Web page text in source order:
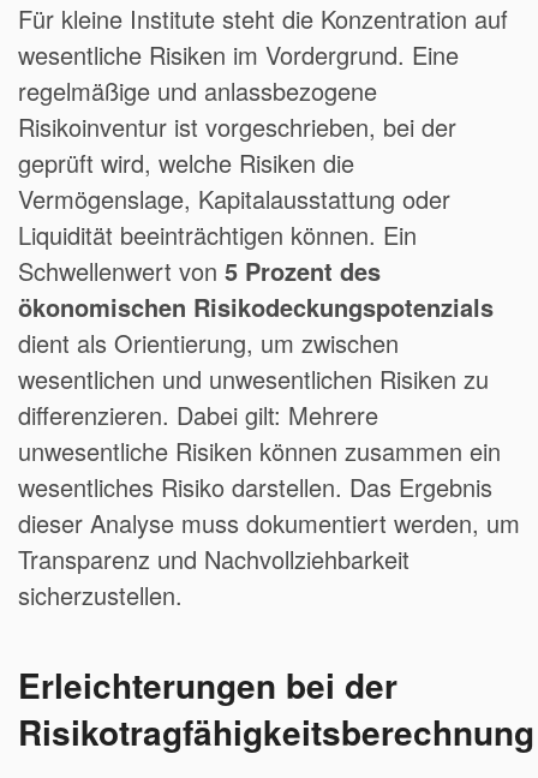
Für kleine Institute steht die Konzentration auf
wesentliche Risiken im Vordergrund. Eine
regelmäßige und anlassbezogene
Risikoinventur ist vorgeschrieben, bei der
geprüft wird, welche Risiken die
Vermögenslage, Kapitalausstattung oder
Liquidität beeinträchtigen können. Ein
Schwellenwert von 5 Prozent des
ökonomischen Risikodeckungspotenzials
dient als Orientierung, um zwischen
wesentlichen und unwesentlichen Risiken zu
differenzieren. Dabei gilt: Mehrere
unwesentliche Risiken können zusammen ein
wesentliches Risiko darstellen. Das Ergebnis
dieser Analyse muss dokumentiert werden, um
Transparenz und Nachvollziehbarkeit
sicherzustellen.
Erleichterungen bei der
Risikotragfähigkeitsberechnung